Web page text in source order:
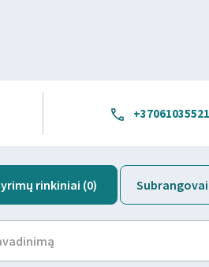
+37061035521
rinkiniai (0) Subrangovai